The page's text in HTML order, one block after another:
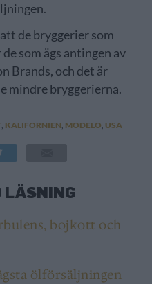
de bryggerier som
som ägs antingen av
Brands, och det är
mindre bryggerierna.
, KALIFORNIEN MODELO USA
LÄSNING
bojkott och
ölförsäljningen